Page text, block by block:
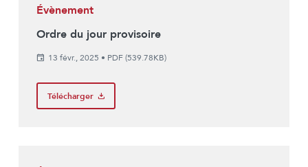
Évènement
Ordre du jour provisoire
13 févr., 2025 • PDF (539.78KB)
Télécharger